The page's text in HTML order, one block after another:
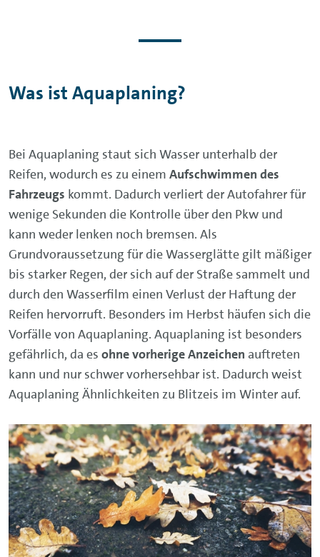
Was ist Aquaplaning?
Bei Aquaplaning staut sich Wasser unterhalb der
Reifen, wodurch es zu einem Aufschwimmen des
Fahrzeugs kommt. Dadurch verliert der Autofahrer für
wenige Sekunden die Kontrolle über den Pkw und
kann weder lenken noch bremsen. Als
Grundvoraussetzung für die Wasserglätte gilt mäßiger
bis starker Regen, der sich auf der Straße sammelt und
durch den Wasserfilm einen Verlust der Haftung der
Reifen hervorruft. Besonders im Herbst häufen sich die
Vorfälle von Aquaplaning. Aquaplaning ist besonders
gefährlich, da es ohne vorherige Anzeichen auftreten
kann und nur schwer vorhersehbar ist. Dadurch weist
Aquaplaning Ähnlichkeiten zu Blitzeis im Winter auf.